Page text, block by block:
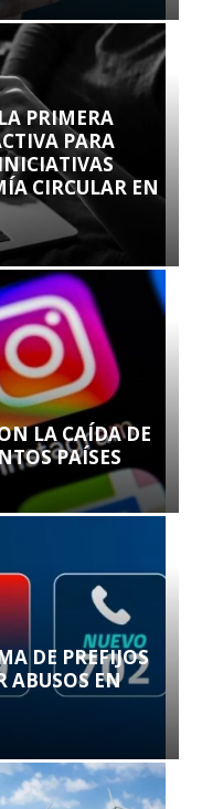
PRIMERA
PARA
CIRCULAR EN
LA CAÍDA DE
PAÍSES
DE PREFIJOS
ABUSOS EN